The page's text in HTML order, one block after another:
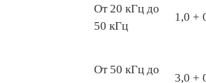
От 20 кГц до
50 кГц
1,0 +
От 50 кГц до
3,0 +